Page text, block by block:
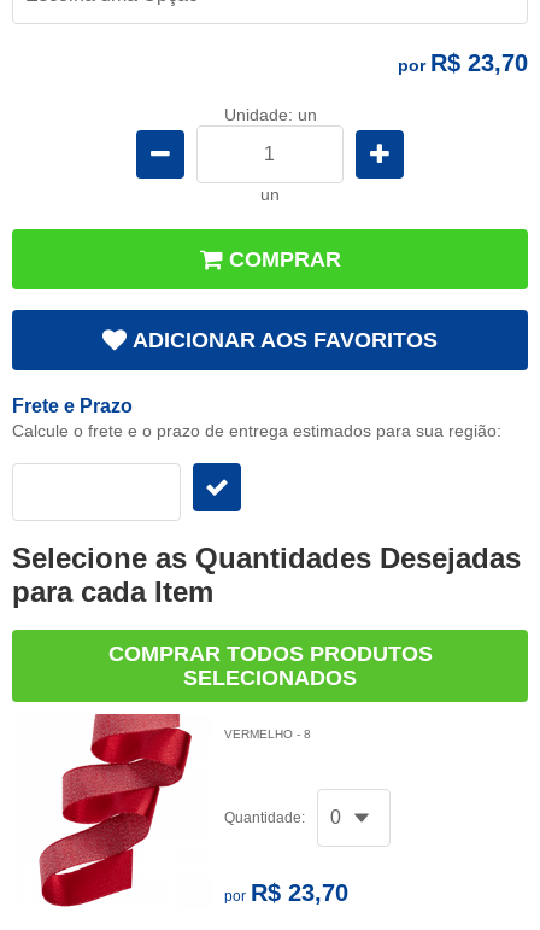
por R$ 23,70
Unidade: un
un
COMPRAR
ADICIONAR AOS FAVORITOS
Frete e Prazo
Calcule o frete e o prazo de entrega estimados para sua região:
Selecione as Quantidades Desejadas
para cada Item
COMPRAR TODOS PRODUTOS
SELECIONADOS
VERMELHO - 8
Quantidade:
por R$ 23,70